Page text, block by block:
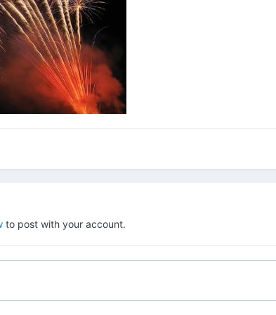
to post with your account.